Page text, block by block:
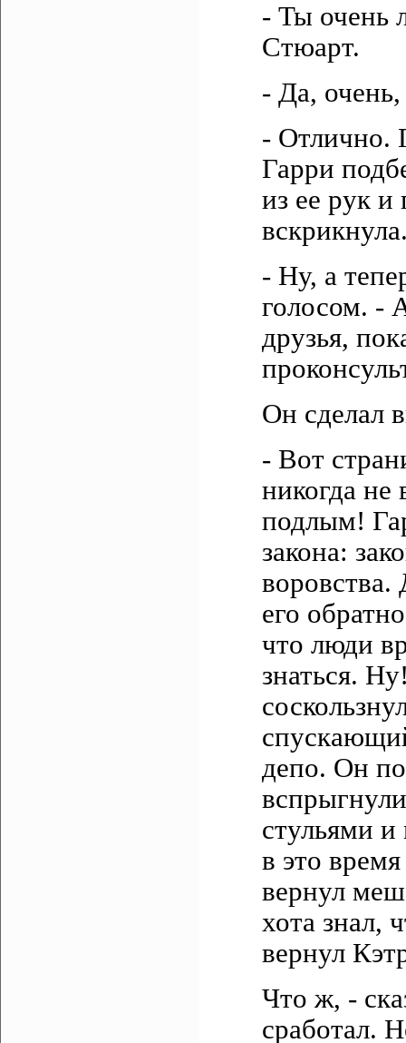
- Ты очень
Стюарт.
- Да,
- Отлично.
Гарри
из ее рук и
- Ну, а
голосом. -
друзья,
Он сделал
- Вот
никогда не
подлым!
закона:
воровства.
его
что люди
знаться.
депо. Он
стульями
в это
вернул
хота знал,
вернул
Что ж, -
сработал.